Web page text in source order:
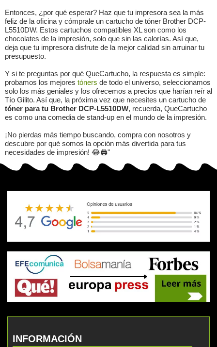
Entonces, ¿por qué esperar? Haz que tu impresora sea la más
feliz de la oficina y cómprale un cartucho de tóner Brother DCP-
L5510DW. Estos cartuchos compatibles XL son como los
chocolates de la impresión, solo que sin las calorías. Así que,
deja que tu impresora disfrute de la mejor calidad sin arruinar tu
presupuesto.
Y si te preguntas por qué QueCartucho, la respuesta es simple:
probamos los mejores tóners de todo el universo, seleccionamos
solo los más geniales y los ofrecemos a precios que harían reír al
Tío Gilito. Así que, la próxima vez que necesites un cartucho de
tóner para tu Brother DCP-L5510DW, recuerda, QueCartucho
es como una comedia de stand-up en el mundo de la impresión.
¡No pierdas más tiempo buscando, compra con nosotros y
descubre por qué somos la opción más divertida para tus
necesidades de impresión! 😂🖨️"
INFORMACIÓN